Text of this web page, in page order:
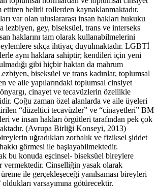
belirli rollerden kaynaklanmaktadır.
var olan uluslararası insan hakları hukuku
lezbiyen, gey, biseksüel, trans ve interseks
haklarını tam olarak kullanabilmelerini
sıkça ihtiyaç duyulmaktadır. LGBTİ
aynı haklara sahiptir; kendileri için yeni
gibi hiçbir haktan da mahrum
biseksüel ve trans kadınlar, toplumsal
ve aile yapılarındaki toplumsal cinsiyet
cinayet ve tecavüzlerin özellikle
Çoğu zaman özel alanlarda ve aile üyeleri
“düzeltici tecavüzler” ve “cinayetleri” BM
ve insan hakları örgütleri tarafından pek çok
(Avrupa Birliği Konseyi, 2013)
uğradıkları zorbalık ve fiziksel şiddet
görmesi ile başlayabilmektedir.
bu konuda eşcinsel- biseksüel bireylere
vermektedir. Cinselliğin yasak olarak
ile gerçekleşeceği yanılsaması bireyleri
varsayımına götürecektir.